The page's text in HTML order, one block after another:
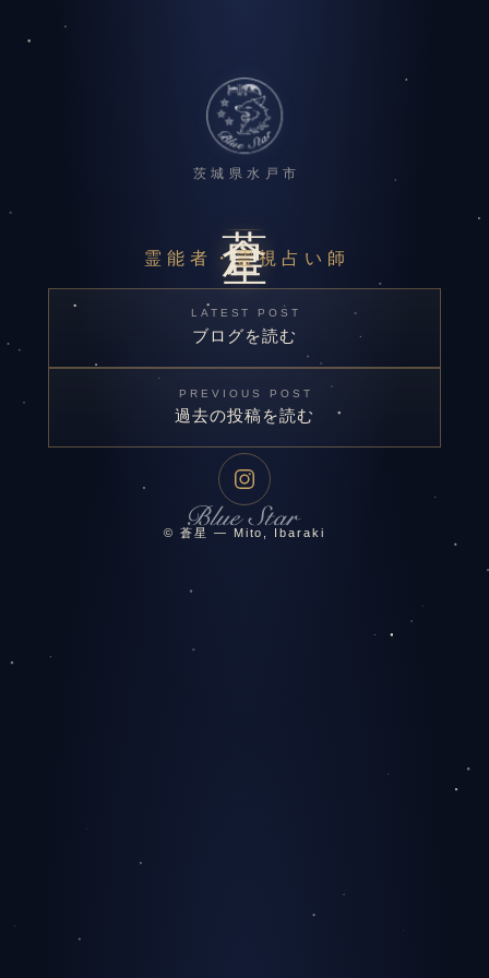
茨城県水戸市
霊能者・霊視占い師
LATEST POST
ブログを読む
PREVIOUS POST
過去の投稿を読む
© 蒼星 — Mito, Ibaraki